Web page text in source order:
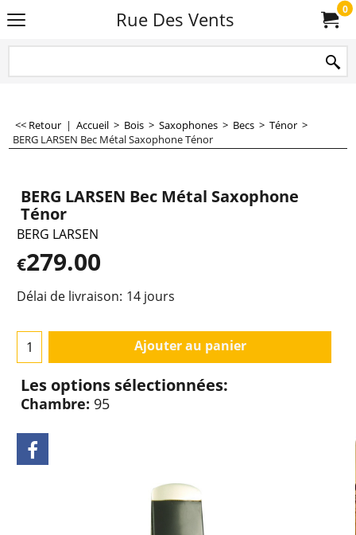
Rue Des Vents 0
<< Retour | Accueil > Bois > Saxophones > Becs > Ténor >
BERG LARSEN Bec Métal Saxophone Ténor
BERG LARSEN Bec Métal Saxophone
Ténor
BERG LARSEN
€279.00
Délai de livraison: 14 jours
Ajouter au panier
Les options sélectionnées:
Chambre: 95